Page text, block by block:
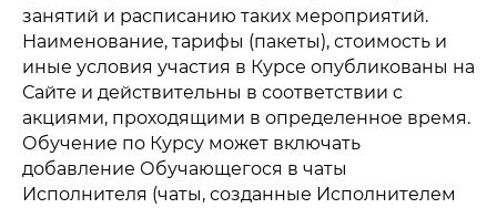
занятий и расписанию таких мероприятий.
Наименование, тарифы (пакеты), стоимость и
иные условия участия в Курсе опубликованы на
Сайте и действительны в соответствии с
акциями, проходящими в определенное время.
Обучение по Курсу может включать
добавление Обучающегося в чаты
Исполнителя (чаты, созданные Исполнителем